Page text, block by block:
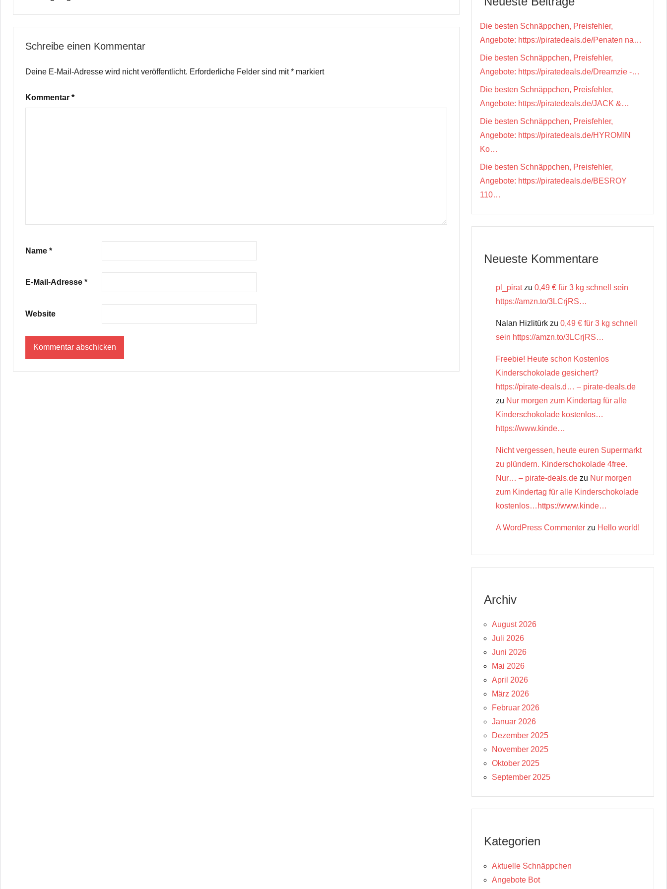
Schreibe einen Kommentar
Deine E-Mail-Adresse wird nicht veröffentlicht. Erforderliche Felder sind mit* markiert
Kommentar *
Name *
E-Mail-Adresse *
Website
Die besten Schnäppchen, Preisfehler,
Angebote: https://piratedeals.de/Penaten na…
Die besten Schnäppchen, Preisfehler,
Angebote: https://piratedeals.de/Dreamzie -…
Die besten Schnäppchen, Preisfehler,
Angebote: https://piratedeals.de/JACK &…
Die besten Schnäppchen, Preisfehler,
Angebote: https://piratedeals.de/HYROMIN
Ko…
Die besten Schnäppchen, Preisfehler,
Angebote: https://piratedeals.de/BESROY
110…
Neueste Kommentare
pl_piratzu 0,49 € für 3 kg schnell sein
https://amzn.to/3LCrjRS…
Nalan Hizlitürk zu 0,49 € für 3 kg schnell
sein https://amzn.to/3LCrjRS…
Freebie! Heute schon Kostenlos
Kinderschokolade gesichert?
https://pirate-deals.d… – pirate-deals.de
zu Nur morgen zum Kindertag für alle
Kinderschokolade kostenlos…
https://www.kinde…
Nicht vergessen, heute euren Supermarkt
zu plündern. Kinderschokolade 4free.
Nur… – pirate-deals.de zu Nur morgen
zum Kindertag für alle Kinderschokolade
kostenlos…https://www.kinde…
A WordPress Commenter zu Hello world!
Archiv
August 2026
Juli 2026
Juni 2026
Mai 2026
April 2026
März 2026
Februar 2026
Januar 2026
Dezember 2025
November 2025
Oktober 2025
September 2025
Kategorien
Aktuelle Schnäppchen
Angebote Bot